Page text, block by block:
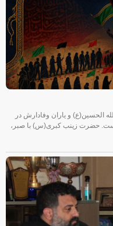
الحسین(ع) و یاران وفادارش در
حضرت زینب کبری(س) با صبر،